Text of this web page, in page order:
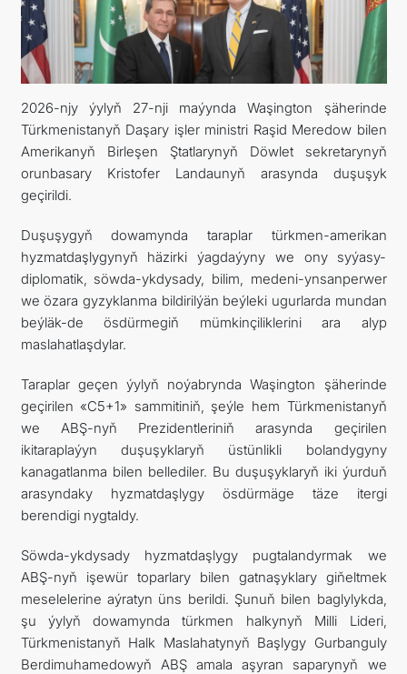
DIM
ARAGATNAŞYK
2026-njy ýylyň 27-nji maýynda Waşington şäherinde
Türkmenistanyň Daşary işler ministri Raşid Meredow bilen
Amerikanyň Birleşen Ştatlarynyň Döwlet sekretarynyň
orunbasary Kristofer Landaunyň arasynda duşuşyk
geçirildi.
Duşuşygyň dowamynda taraplar türkmen-amerikan
hyzmatdaşlygynyň häzirki ýagdaýyny we ony syýasy-
diplomatik, söwda-ykdysady, bilim, medeni-ynsanperwer
we özara gyzyklanma bildirilýän beýleki ugurlarda mundan
beýläk-de ösdürmegiň mümkinçiliklerini ara alyp
maslahatlaşdylar.
Taraplar geçen ýylyň noýabrynda Waşington şäherinde
geçirilen «C5+1» sammitiniň, şeýle hem Türkmenistanyň
we ABŞ-nyň Prezidentleriniň arasynda geçirilen
ikitaraplaýyn duşuşyklaryň üstünlikli bolandygyny
kanagatlanma bilen bellediler. Bu duşuşyklaryň iki ýurduň
arasyndaky hyzmatdaşlygy ösdürmäge täze itergi
berendigi nygtaldy.
Söwda-ykdysady hyzmatdaşlygy pugtalandyrmak we
ABŞ-nyň işewür toparlary bilen gatnaşyklary giňeltmek
meselelerine aýratyn üns berildi. Şunuň bilen baglylykda,
şu ýylyň dowamynda türkmen halkynyň Milli Lideri,
Türkmenistanyň Halk Maslahatynyň Başlygy Gurbanguly
Berdimuhamedowyň ABŞ amala aşyran saparynyň we